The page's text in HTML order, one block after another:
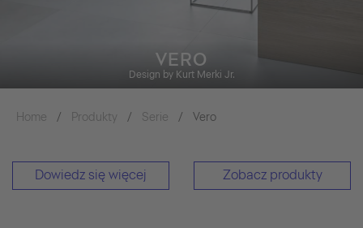
VERO
Design by Kurt Merki Jr.
Home Produkty Serie Vero
Dowiedz się więcej Zobacz produkty